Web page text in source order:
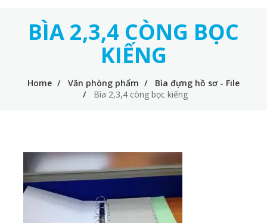
BÌA 2,3,4 CÒNG BỌC
KIẾNG
Home Văn phòng phẩm
Bìa đựng hồ sơ - File
Bìa 2,3,4 còng bọc kiếng